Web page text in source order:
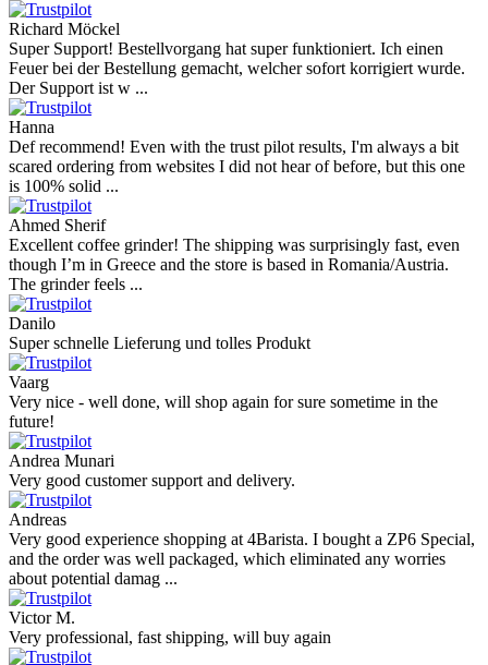
Richard Möckel
Super Support! Bestellvorgang hat super funktioniert. Ich einen
Feuer bei der Bestellung gemacht, welcher sofort korrigiert wurde.
Der Support ist w ...
Hanna
Def recommend! Even with the trust pilot results, I'm always a bit
scared ordering from websites I did not hear of before, but this one
is 100% solid ...
Ahmed Sherif
Excellent coffee grinder! The shipping was surprisingly fast, even
though I’m in Greece and the store is based in Romania/Austria.
The grinder feels ...
Danilo
Super schnelle Lieferung und tolles Produkt
Vaarg
Very nice - well done, will shop again for sure sometime in the
future!
Andrea Munari
Very good customer support and delivery.
Andreas
Very good experience shopping at 4Barista. I bought a ZP6 Special,
and the order was well packaged, which eliminated any worries
about potential damag ...
Victor M.
Very professional, fast shipping, will buy again